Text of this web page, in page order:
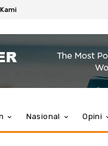
Nasional Opini